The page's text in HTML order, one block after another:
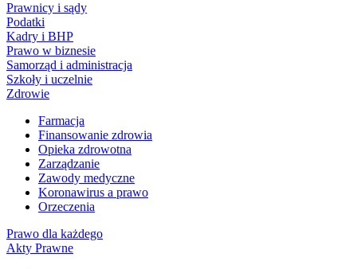
Prawnicy i sądy
Podatki
Kadry i BHP
Prawo w biznesie
Samorząd i administracja
Szkoły i uczelnie
Zdrowie
Farmacja
Finansowanie zdrowia
Opieka zdrowotna
Zarządzanie
Zawody medyczne
Koronawirus a prawo
Orzeczenia
Prawo dla każdego
Akty Prawne